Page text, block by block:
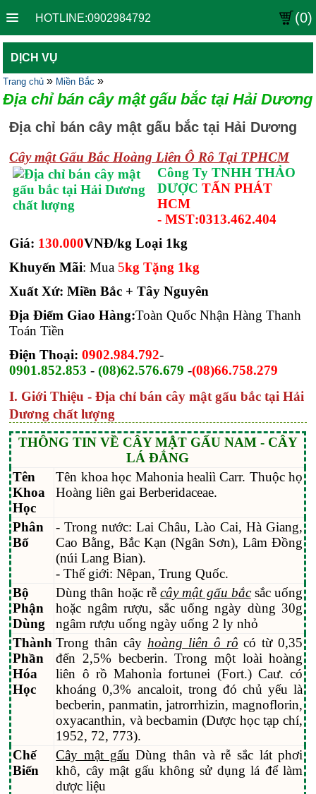
HOTLINE:0902984792 (0)
DỊCH VỤ
Trang chủ » Miền Bắc »
Địa chỉ bán cây mật gấu bắc tại Hải Dương
Địa chỉ bán cây mật gấu bắc tại Hải Dương
Cây mật Gấu Bắc Hoàng Liên Ô Rô Tại TPHCM
Công Ty TNHH THẢO
DƯỢCTẤN PHÁT
HCM
-MST:0313.462.404
Giá: 130.000VNĐ/kg Loại 1kg
Khuyến Mãi: Mua 5kg Tặng 1kg
Xuất Xứ: Miền Bắc + Tây Nguyên
Địa Điểm Giao Hàng:Toàn Quốc Nhận Hàng Thanh
Toán Tiền
Điện Thoại: 0902.984.792-
0901.852.853 -(08)62.576.679 -(08)66.758.279
I. Giới Thiệu - Địa chỉ bán cây mật gấu bắc tại Hải
Dương chất lượng
THÔNG TIN VỀ CÂY MẬT GẤU NAM - CÂY
LÁ ĐẮNG
Tên
Khoa
Học
Tên khoa học Mahonia healiì Carr. Thuộc họ
Hoàng liên gai Berberidaceae.
Phân
Bố
- Trong nước: Lai Châu, Lào Cai, Hà Giang,
Cao Bằng, Bắc Kạn (Ngân Sơn), Lâm Đồng
(núi Lang Bian).
- Thế giới: Nêpan, Trung Quốc.
Bộ
Phận
Dùng
Dùng thân hoặc rễcây mật gấu bắcsắc uống
hoặc ngâm rượu, sắc uống ngày dùng 30g
ngâm rượu uống ngày uống 2 ly nhỏ
Thành
Phần
Hóa
Học
Trong thân cây hoàng liên ô rô có từ 0,35
đến 2,5% becberin. Trong một loài hoàng
liên ô rồ Mahonỉa fortunei (Fort.) Caư. có
khoáng 0,3% ancaloit, trong đó chủ yếu là
becberin, panmatin, jatrorrhizin, magnoflorin,
oxyacanthin, và becbamin (Dược học tạp chí,
1952, 72, 773).
Chế
Biến
Cây mật gấu Dùng thân và rễ sắc lát phơi
khô, cây mật gấu không sử dụng lá để làm
dược liệu